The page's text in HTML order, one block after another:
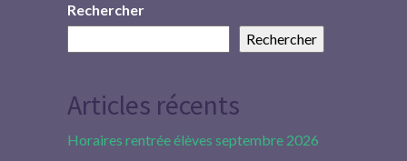
Rechercher
Rechercher
Articles récents
Horaires rentrée élèves septembre 2026